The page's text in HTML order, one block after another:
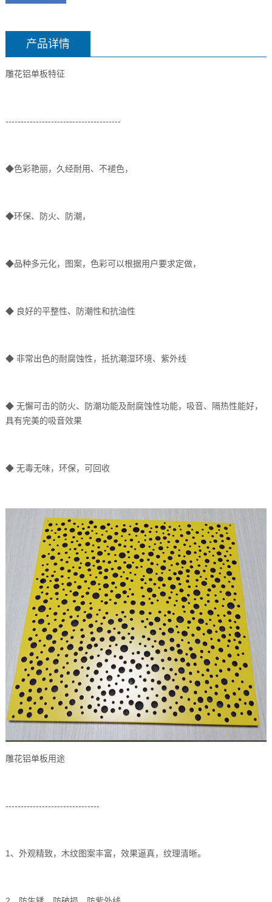
产品详情
雕花铝单板特征
--------------------------------------
◆色彩艳丽，久经耐用、不褪色，
◆环保、防火、防潮，
◆品种多元化，图案，色彩可以根据用户要求定做，
◆ 良好的平整性、防潮性和抗油性
◆ 非常出色的耐腐蚀性，抵抗潮湿环境、紫外线
◆ 无懈可击的防火、防潮功能及耐腐蚀性功能，吸音、隔热性能好，
具有完美的吸音效果
◆ 无毒无味，环保，可回收
雕花铝单板用途
-------------------------------
1、外观精致，木纹图案丰富，效果逼真，纹理清晰。